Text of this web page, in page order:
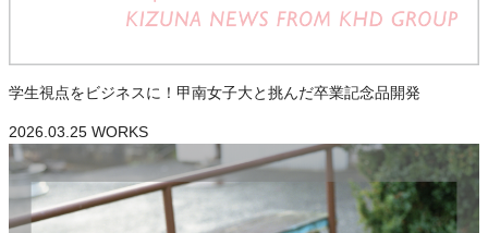
学生視点をビジネスに！甲南女子大と挑んだ卒業記念品開発
2026.03.25 WORKS